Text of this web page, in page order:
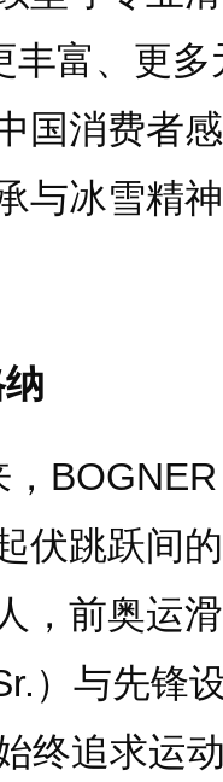
丰富、更
国消费者
与冰雪精
伏跳跃间
，前奥运
）与先锋
终追求运